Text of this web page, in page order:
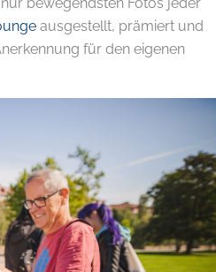
ausgestellt, prämiert und
für den eigenen